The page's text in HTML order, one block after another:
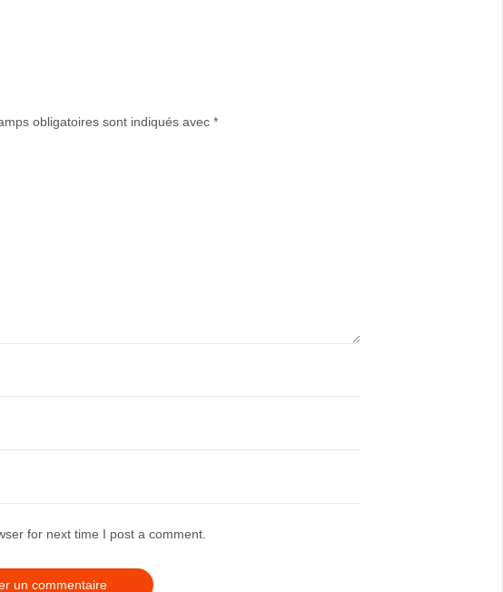
obligatoires sont indiqués avec *
for next time I post a comment.